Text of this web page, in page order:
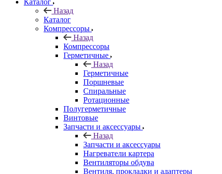
Каталог
Назад
Каталог
Компрессоры
Назад
Компрессоры
Герметичные
Назад
Герметичные
Поршневые
Спиральные
Ротационные
Полугерметичные
Винтовые
Запчасти и аксессуары
Назад
Запчасти и аксессуары
Нагреватели картера
Вентиляторы обдува
Вентиля, прокладки и адаптеры